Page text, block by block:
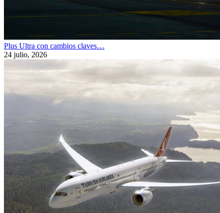
Plus Ultra con cambios claves…
24 julio, 2026